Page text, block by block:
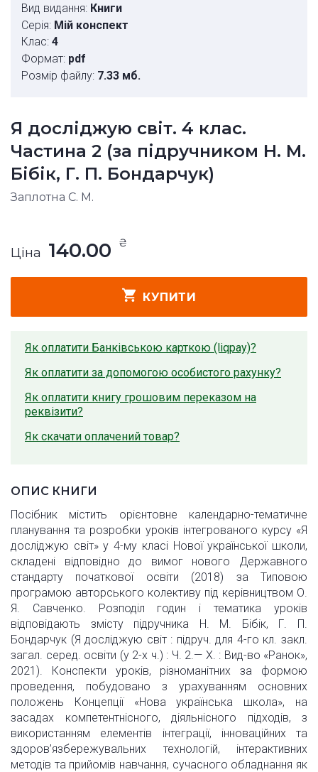
Вид видання: Книги
Серія: Мій конспект
Клас: 4
Формат: pdf
Розмір файлу: 7.33 мб.
Я досліджую світ. 4 клас.
Частина 2 (за підручником Н. М.
Бібік, Г. П. Бондарчук)
Заплотна С. М.
Ціна 140.00 ₴
КУПИТИ
Як оплатити Банківською карткою (liqpay)?
Як оплатити за допомогою особистого рахунку?
Як оплатити книгу грошовим переказом на
реквізити?
Як скачати оплачений товар?
ОПИС КНИГИ
Посібник містить орієнтовне календарно-тематичне
планування та розробки уроків інтегрованого курсу «Я
досліджую світ» у 4-му класі Нової української школи,
складені відповідно до вимог нового Державного
стандарту початкової освіти (2018) за Типовою
програмою авторського колективу під керівництвом О.
Я. Савченко. Розподіл годин і тематика уроків
відповідають змісту підручника Н. М. Бібік, Г. П.
Бондарчук (Я досліджую світ : підруч. для 4-го кл. закл.
загал. серед. освіти (у 2-х ч.) : Ч. 2.— Х. : Вид-во «Ранок»,
2021). Конспекти уроків, різноманітних за формою
проведення, побудовано з урахуванням основних
положень Концепції «Нова українська школа», на
засадах компетентнісного, діяльнісного підходів, з
використанням елементів інтеграції, інноваційних та
здоров’язбережувальних технологій, інтерактивних
методів та прийомів навчання, сучасного обладнання як